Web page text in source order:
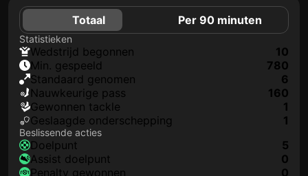
Totaal Per 90 minuten
Statistieken
wedstrijd begonnen
10
min. gespeeld
780
Standaard genomen
6
nauwkeurige pass
160
gewonnen tackle
1
geslaagde onderschepping
1
Beslissende acties
doelpunt
5
assist doelpunt
0
penalty gewonnen
0